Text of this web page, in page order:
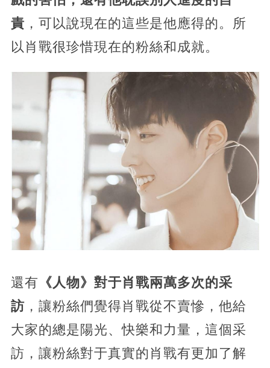
責 ，可以說現在的這些是他應得的。所
以肖戰很珍惜現在的粉絲和成就。
還有 《人物》對于肖戰兩萬多次的采
訪，讓粉絲們覺得肖戰從不賣慘，他給
大家的總是陽光、快樂和力量，這個采
訪，讓粉絲對于真實的肖戰有更加了解